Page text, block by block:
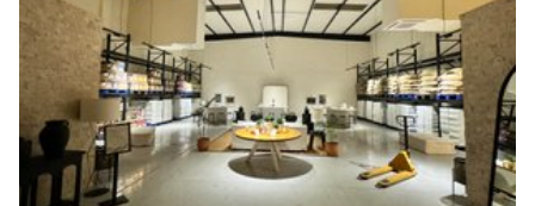
Galleria d'arte
Hall
Imbarcazione
Magazzino
Negozio in centro commerciale